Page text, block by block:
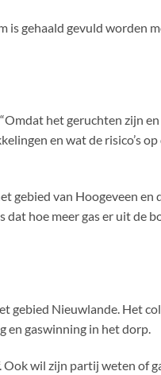
gehaald gevuld worden
het geruchten zijn
en wat de risico’s
gebied van Hoogeveen en
hoe meer gas er uit de
gebied Nieuwlande. Het
en gaswinning in het dorp.
Ook wil zijn partij weten